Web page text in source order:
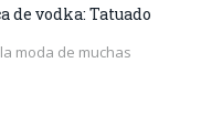
de vodka: Tatuado
moda de muchas